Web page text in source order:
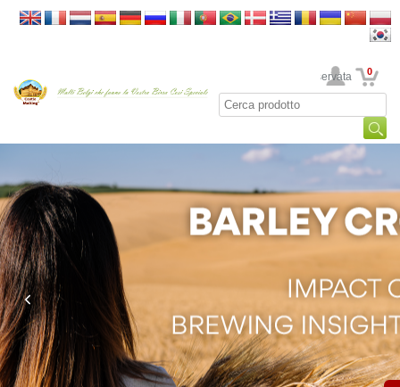
La sua area riservata 0